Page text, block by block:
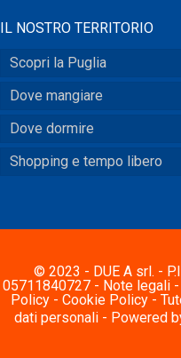
IL NOSTRO TERRITORIO
Scopri la Puglia
Dove mangiare
Dove dormire
Shopping e tempo libero
© 2023 - DUE A srl. -
05711840727 - Note legali-
Policy- Cookie Policy-
dati personali - Powered